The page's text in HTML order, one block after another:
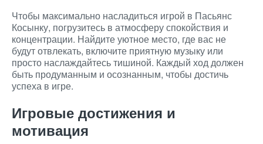
Чтобы максимально насладиться игрой в Пасьянс
Косынку, погрузитесь в атмосферу спокойствия и
концентрации. Найдите уютное место, где вас не
будут отвлекать, включите приятную музыку или
просто наслаждайтесь тишиной. Каждый ход должен
быть продуманным и осознанным, чтобы достичь
успеха в игре.
Игровые достижения и
мотивация